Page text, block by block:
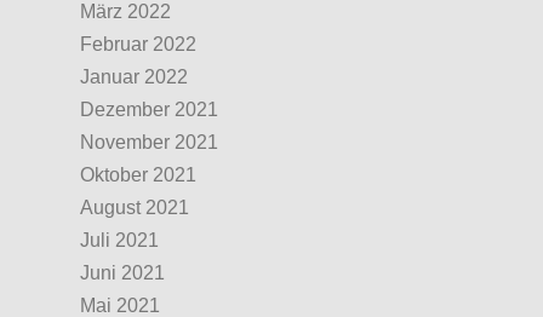
März 2022
Februar 2022
Januar 2022
Dezember 2021
November 2021
Oktober 2021
August 2021
Juli 2021
Juni 2021
Mai 2021